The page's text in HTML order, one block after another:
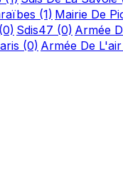
(1) Mairie De
(0) Sdis47 (0) Armée
(0) Armée De